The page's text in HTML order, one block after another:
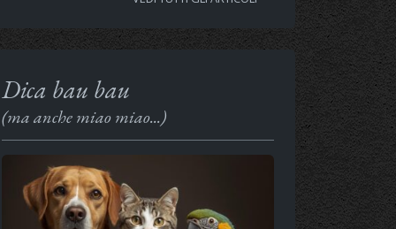
Dica bau bau
(ma anche miao miao...)